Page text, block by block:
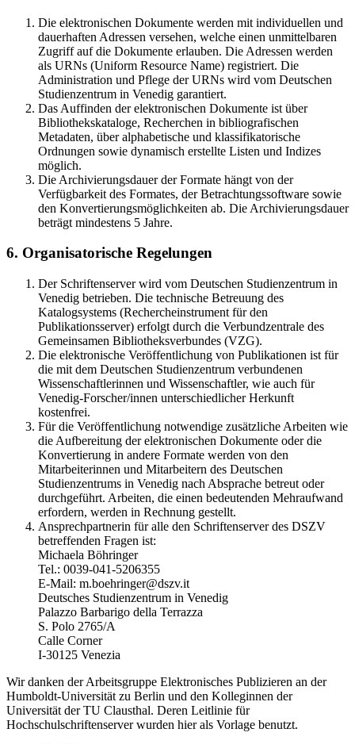
Die elektronischen Dokumente werden mit individuellen und
dauerhaften Adressen versehen, welche einen unmittelbaren
Zugriff auf die Dokumente erlauben. Die Adressen werden
als URNs (Uniform Resource Name) registriert. Die
Administration und Pflege der URNs wird vom Deutschen
Studienzentrum in Venedig garantiert.
Das Auffinden der elektronischen Dokumente ist über
Bibliothekskataloge, Recherchen in bibliografischen
Metadaten, über alphabetische und klassifikatorische
Ordnungen sowie dynamisch erstellte Listen und Indizes
möglich.
Die Archivierungsdauer der Formate hängt von der
Verfügbarkeit des Formates, der Betrachtungssoftware sowie
den Konvertierungsmöglichkeiten ab. Die Archivierungsdauer
beträgt mindestens 5 Jahre.
6. Organisatorische Regelungen
Der Schriftenserver wird vom Deutschen Studienzentrum in
Venedig betrieben. Die technische Betreuung des
Katalogsystems (Rechercheinstrument für den
Publikationsserver) erfolgt durch die Verbundzentrale des
Gemeinsamen Bibliotheksverbundes (VZG).
Die elektronische Veröffentlichung von Publikationen ist für
die mit dem Deutschen Studienzentrum verbundenen
Wissenschaftlerinnen und Wissenschaftler, wie auch für
Venedig-Forscher/innen unterschiedlicher Herkunft
kostenfrei.
Für die Veröffentlichung notwendige zusätzliche Arbeiten wie
die Aufbereitung der elektronischen Dokumente oder die
Konvertierung in andere Formate werden von den
Mitarbeiterinnen und Mitarbeitern des Deutschen
Studienzentrums in Venedig nach Absprache betreut oder
durchgeführt. Arbeiten, die einen bedeutenden Mehraufwand
erfordern, werden in Rechnung gestellt.
Ansprechpartnerin für alle den Schriftenserver des DSZV
betreffenden Fragen ist:
Michaela Böhringer
Tel.: 0039-041-5206355
E-Mail: m.boehringer@dszv.it
Deutsches Studienzentrum in Venedig
Palazzo Barbarigo della Terrazza
S. Polo 2765/A
Calle Corner
I-30125 Venezia
Wir danken der Arbeitsgruppe Elektronisches Publizieren an der
Humboldt-Universität zu Berlin und den Kolleginnen der
Universität der TU Clausthal. Deren Leitlinie für
Hochschulschriftenserver wurden hier als Vorlage benutzt.